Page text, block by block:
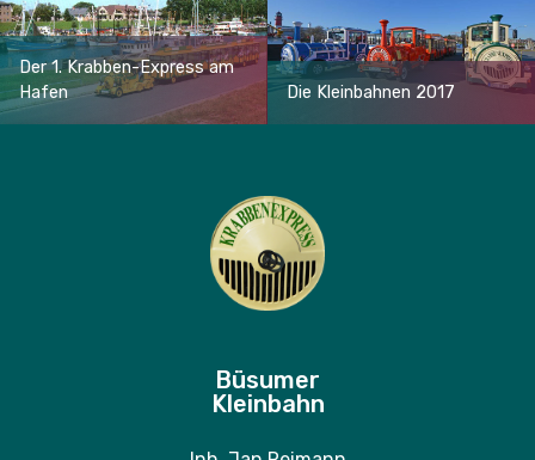
Der 1. Krabben-Express am
Hafen
Die Kleinbahnen 2017
Büsumer
Kleinbahn